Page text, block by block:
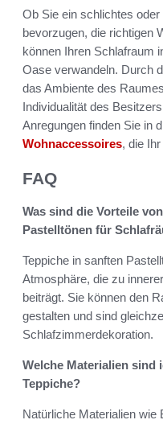
Ob Sie ein schlichtes
bevorzugen, die richtigen
können Ihren Schlafraum
Oase verwandeln. Durch
das Ambiente des
Individualität des
Anregungen finden Sie in
Wohnaccessoires, die
FAQ
Was sind die Vorteile
Pastelltönen für
Teppiche in sanften
Atmosphäre, die zu
beiträgt. Sie können den
gestalten und sind
Schlafzimmerdekoration.
Welche Materialien sind
Teppiche?
Natürliche Materialien wie